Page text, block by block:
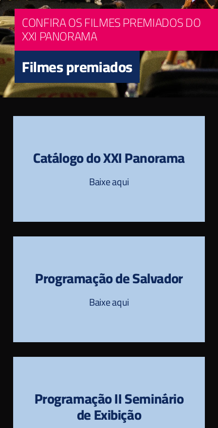
CONFIRA OS FILMES PREMIADOS DO
XXI PANORAMA
Filmes premiados
Catálogo do XXI Panorama
Baixe aqui
Programação de Salvador
Baixe aqui
Programação II Seminário
de Exibição